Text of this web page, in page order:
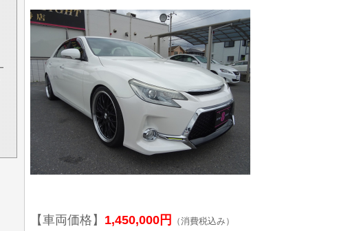
【車両価格】 1,450,000円 （消費税込み）